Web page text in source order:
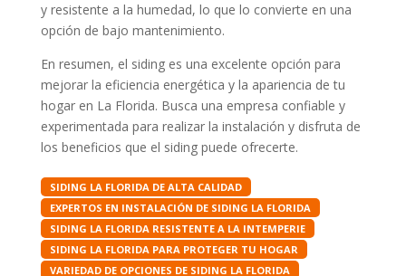
y resistente a la humedad, lo que lo convierte en una
opción de bajo mantenimiento.
En resumen, el siding es una excelente opción para
mejorar la eficiencia energética y la apariencia de tu
hogar en La Florida. Busca una empresa confiable y
experimentada para realizar la instalación y disfruta de
los beneficios que el siding puede ofrecerte.
SIDING LA FLORIDA DE ALTA CALIDAD
EXPERTOS EN INSTALACIÓN DE SIDING LA FLORIDA
SIDING LA FLORIDA RESISTENTE A LA INTEMPERIE
SIDING LA FLORIDA PARA PROTEGER TU HOGAR
VARIEDAD DE OPCIONES DE SIDING LA FLORIDA